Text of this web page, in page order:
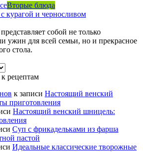
Вторые блюда
курагой и черносливом
собой не только
ужин для всей семьи, но и прекрасное
стола.
рецептам
к записи Настоящий венский
приготовления
Настоящий венский шницель:
Суп с фрикадельками из фарша
пастой
Идеальные классические творожные